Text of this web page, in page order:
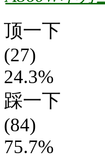
顶一下
(27)
24.3%
踩一下
(84)
75.7%